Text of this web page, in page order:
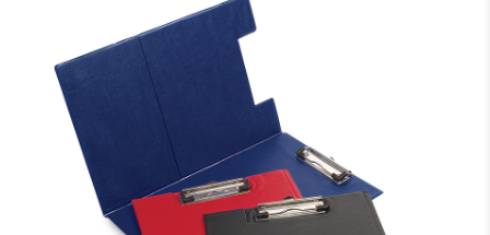
MAPE ĀTRŠUVĒJS DURABLE A4 FORMĀTS, MELNA
0.81 €